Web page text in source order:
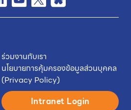
ร่วมงานกับเรา
นโยบายการคุ้มครองข้อมูลส่วนบุคคล
(Privacy Policy)
Intranet Login